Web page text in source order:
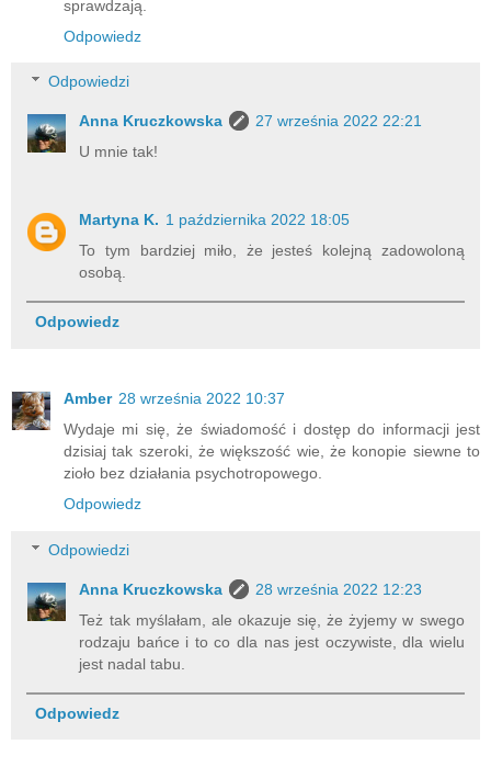
sprawdzają.
Odpowiedz
Odpowiedzi
Anna Kruczkowska
27 września 2022 22:21
U mnie tak!
Martyna K. 1 października 2022 18:05
To tym bardziej miło, że jesteś kolejną zadowoloną
osobą.
Odpowiedz
Amber 28 września 2022 10:37
Wydaje mi się, że świadomość i dostęp do informacji jest
dzisiaj tak szeroki, że większość wie, że konopie siewne to
zioło bez działania psychotropowego.
Odpowiedz
Odpowiedzi
Anna Kruczkowska
28 września 2022 12:23
Też tak myślałam, ale okazuje się, że żyjemy w swego
rodzaju bańce i to co dla nas jest oczywiste, dla wielu
jest nadal tabu.
Odpowiedz